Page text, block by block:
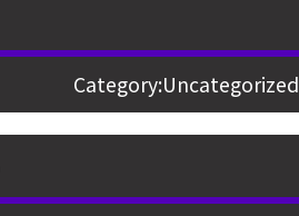
Category:Uncategorized